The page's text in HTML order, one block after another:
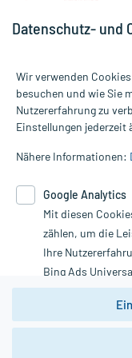
Alle Preise gelten inkl.
Informationen auf
die Untersuchung und
Therapien eingeleitet
Google Analytics.
unserer
nutzen Sie das Formular:
Vertrag widerrufen
*Hinweise zu unseren
Datenschutz- und
Wir verwenden
besuchen und wie Sie
Nutzererfahrung zu
Einstellungen jederzeit
Nähere Informationen:
Google Analytics
Mit diesen
zählen, um die
Ihre
Bing Ads
Youtube-Social
Wir weisen
zwingend